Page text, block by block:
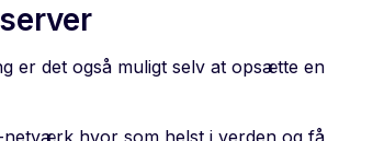
er det også muligt selv at opsætte en